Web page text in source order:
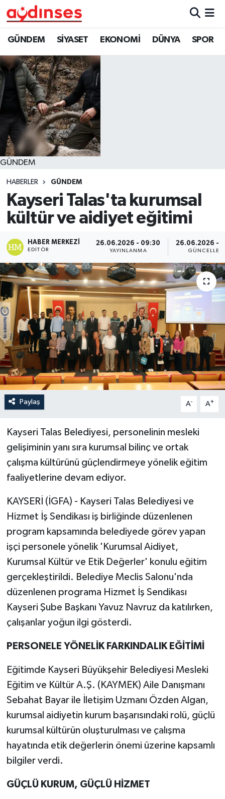
GÜNDEM SİYASET EKONOMİ DÜNYA SPOR
GÜNDEM
HABERLER GÜNDEM
Kayseri Talas'ta kurumsal
kültür ve aidiyet eğitimi
HABER MERKEZI
EDITÖR
26.06.2026 - 09:30
YAYINLANMA
26.06.2026 -
Paylaş A- A+
Kayseri Talas Belediyesi, personelinin mesleki
gelişiminin yanı sıra kurumsal bilinç ve ortak
çalışma kültürünü güçlendirmeye yönelik eğitim
faaliyetlerine devam ediyor.
KAYSERİ (İGFA) - Kayseri Talas Belediyesi ve
Hizmet İş Sendikası iş birliğinde düzenlenen
program kapsamında belediyede görev yapan
işçi personele yönelik 'Kurumsal Aidiyet,
Kurumsal Kültür ve Etik Değerler' konulu eğitim
gerçekleştirildi. Belediye Meclis Salonu'nda
düzenlenen programa Hizmet İş Sendikası
Kayseri Şube Başkanı Yavuz Navruz da katılırken,
çalışanlar yoğun ilgi gösterdi.
PERSONELE YÖNELİK FARKINDALIK EĞİTİMİ
Eğitimde Kayseri Büyükşehir Belediyesi Mesleki
Eğitim ve Kültür A.Ş. (KAYMEK) Aile Danışmanı
Sebahat Bayar ile İletişim Uzmanı Özden Algan,
kurumsal aidiyetin kurum başarısındaki rolü, güçlü
kurumsal kültürün oluşturulması ve çalışma
hayatında etik değerlerin önemi üzerine kapsamlı
bilgiler verdi.
GÜÇLÜ KURUM, GÜÇLÜ HİZMET
GÜNDEM
SİYASET
EKONOMİ
DÜNYA
SPOR
MAGAZİN
Nöbetçi Eczaneler
Hava Durumu
Aydin Namaz Vakitleri
Trafik Durumu
Süper Lig Puan Durumu ve Fikstür
Tüm Manşetler
Son Dakika Haberleri
Haber Arşivi